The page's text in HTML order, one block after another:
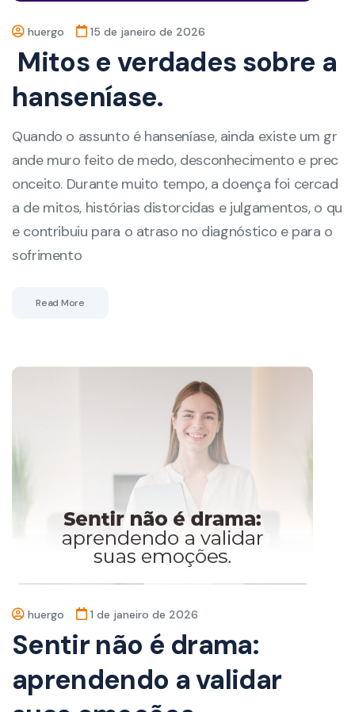
huergo 15 de janeiro de 2026
Mitos e verdades sobre a
hanseníase.
Quando o assunto é hanseníase, ainda existe um gr
ande muro feito de medo, desconhecimento e prec
onceito. Durante muito tempo, a doença foi cercad
a de mitos, histórias distorcidas e julgamentos, o qu
e contribuiu para o atraso no diagnóstico e para o
sofrimento
Read More
huergo 1 de janeiro de 2026
Sentir não é drama:
aprendendo a validar